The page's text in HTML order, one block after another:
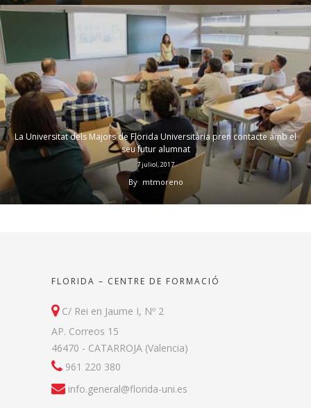
La Universitat dels Majors de Florida Universitària pren contacte amb el
seu futur alumnat
7 juliol, 2017
By mtmoreno
FLORIDA – CENTRE DE FORMACIÓ
C/ Rei en Jaume I, Nº 2
AP. Correos 15
46470 - CATARROJA (Valencia)
961 220 380
info.general@florida-uni.es